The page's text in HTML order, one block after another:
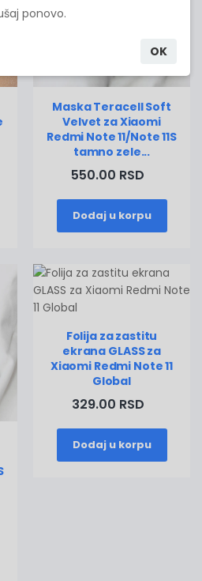
Maska Teracell Soft
Velvet za Xiaomi
Redmi Note 11/Note 11S
tamno zele...
550.00 RSD
Dodaj u korpu
Folija za zastitu
ekrana GLASS za
Xiaomi Redmi Note 11
Global
329.00 RSD
Dodaj u korpu
ponovo.
OK